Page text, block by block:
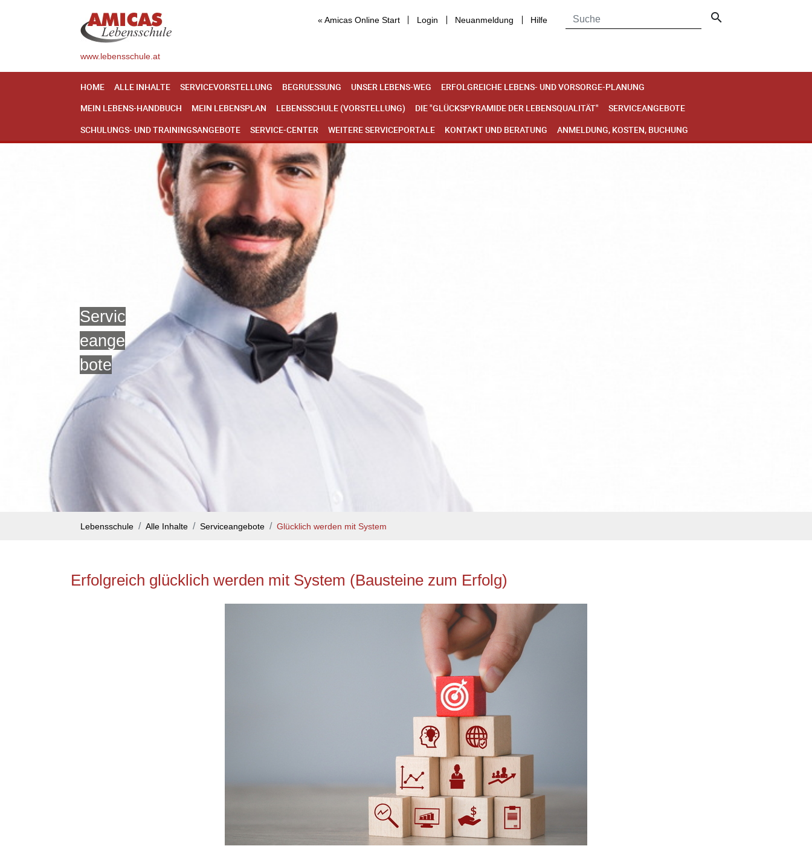
« Amicas Online Start Login Neuanmeldung Hilfe search
www.lebensschule.at
HOME ALLE INHALTE SERVICEVORSTELLUNG BEGRUESSUNG UNSER LEBENS-WEG
ERFOLGREICHE LEBENS- UND VORSORGE-PLANUNG
MEIN LEBENS-HANDBUCH
MEIN LEBENSPLAN LEBENSSCHULE (VORSTELLUNG) DIE "GLÜCKSPYRAMIDE DER LEBENSQUALITÄT"
SERVICEANGEBOTE
SCHULUNGS- UND TRAININGSANGEBOTE
SERVICE-CENTER WEITERE SERVICEPORTALE KONTAKT UND BERATUNG ANMELDUNG, KOSTEN, BUCHUNG
Servic
eange
bote
Lebensschule Alle Inhalte Serviceangebote Glücklich werden mit System
Erfolgreich glücklich werden mit System (Bausteine zum Erfolg)